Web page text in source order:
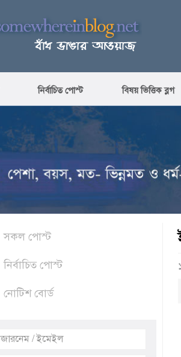
নির্বাচিত পোস্ট বিষয় ভিত্তিক ব্লগ
সকল পোস্ট
নির্বাচিত পোস্ট
নোটিশ বোর্ড